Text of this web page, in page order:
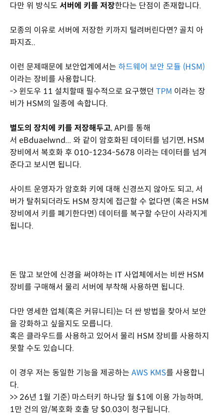
다만 위 방식도 서버에 키를 저장한다는 단점이 존재합니다.
모종의 이유로 서버에 저장한 키까지 털려버린다면? 골치 아
파지죠..
이런 문제때문에 보안업계에서는 하드웨어 보안 모듈 (HSM)
이라는 장비를 사용합니다.
-> 윈도우 11 설치할때 필수적으로 요구했던 TPM 이라는 장
비가 HSM의 일종에 속합니다.
별도의 장치에 키를 저장해두고, API를 통해
서 eBduaelwnd... 와 같이 암호화된 데이터를 넘기면, HSM
장비에서 복호화 후 010-1234-5678 이라는 데이터를 넘겨
준다고 보시면 됩니다.
사이트 운영자가 암호화 키에 대해 신경쓰지 않아도 되고, 서
버가 탈취되더라도 HSM 장치에 접근할 수 없다면 (혹은 HSM
장비에서 키를 폐기한다면) 데이터를 복구할 수단이 사라지게
됩니다.
돈 많고 보안에 신경을 써야하는 IT 사업체에서는 비싼 HSM
장비를 구매해서 물리 서버에 부착해 사용하면 됩니다.
다만 영세한 업체(혹은 커뮤니티)는 더 싼 방법을 찾아서 보안
을 강화하고 싶을지도 모릅니다.
혹은 클라우드를 사용하고 있어서 물리 HSM 장비를 사용하지
못할 수도 있습니다.
이 경우 저는 동일한 기능을 제공하는 AWS KMS를 사용합니
다.
>> 26년 1월 기준) 마스터키 하나당 월 $1에 이용 가능하며,
1만 건의 암/복호화 호출 당 $0.03이 청구됩니다.